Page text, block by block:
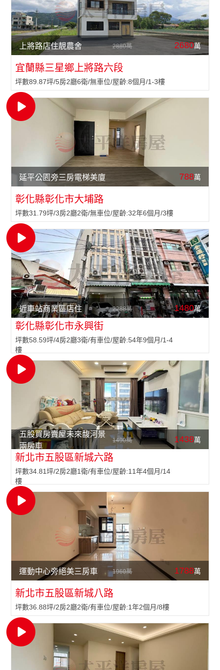
上將路店住靚農舍 2880萬 2680萬
宜蘭縣三星鄉上將路六段
坪數89.87坪/5房2廳6衛/無車位/屋齡:8個月/1-3樓
延平公園旁三房電梯美廈 788萬
彰化縣彰化市大埔路
坪數31.79坪/3房2廳2衛/無車位/屋齡:32年6個月/3樓
近車站商業區店住 2288萬 1480萬
彰化縣彰化市永興街
坪數58.59坪/4房2廳3衛/有車位/屋齡:54年9個月/1-4
樓
五股買房賣屋未來馥河景
兩房車
1490萬 1438萬
新北市五股區新城六路
坪數34.81坪/2房2廳1衛/有車位/屋齡:11年4個月/14
樓
運動中心旁絕美三房車 1960萬 1788萬
新北市五股區新城八路
坪數36.88坪/2房2廳2衛/有車位/屋齡:1年2個月/8樓